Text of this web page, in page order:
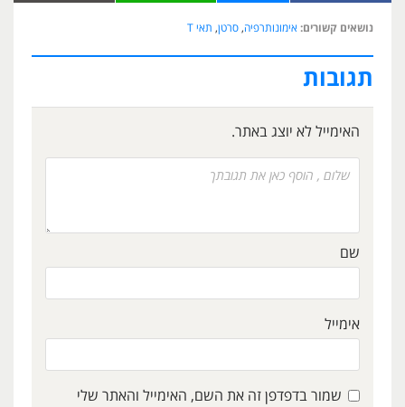
נושאים קשורים: אימונותרפיה, סרטן, תאי T
תגובות
האימייל לא יוצג באתר.
שם
אימייל
שמור בדפדפן זה את השם, האימייל והאתר שלי